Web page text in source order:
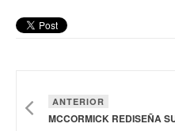
ANTERIOR